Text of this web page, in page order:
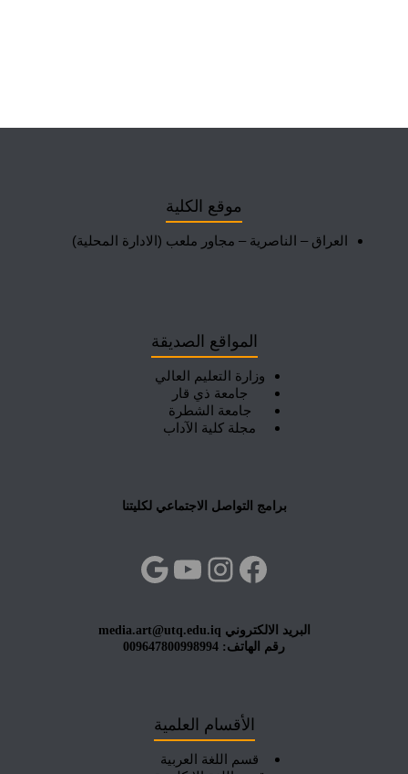
موقع الكلية
العراق – الناصرية – مجاور ملعب (الادارة المحلية)
المواقع الصديقة
وزارة التعليم العالي
جامعة ذي قار
جامعة الشطرة
مجلة كلية الآداب
برامج التواصل الاجتماعي لكليتنا
فيسبوك
إنستجرام
يوتيوب
البريد الالكتروني media.art@utq.edu.iq
رقم الهاتف: 009647800998994
الأقسام العلمية
قسم اللغة العربية